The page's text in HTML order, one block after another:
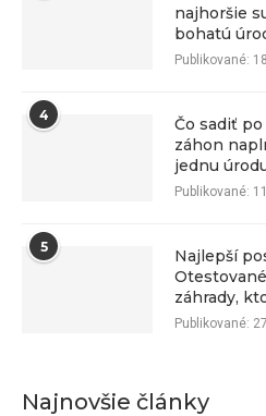
najhoršie
bohatú
Publikované:
4
Čo sadiť
záhon
jednu
Publikované:
5
Najlepší
záhrady,
Publikované:
Najnovšie články